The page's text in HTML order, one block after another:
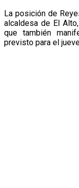
La posición de
alcaldesa de El
que también
previsto para el